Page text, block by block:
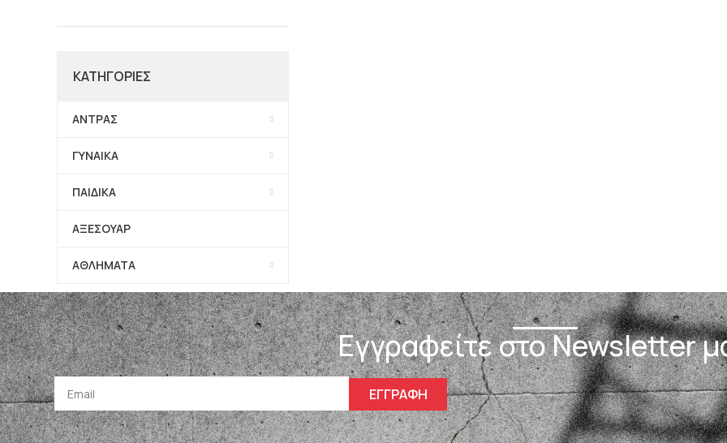
ΚΑΤΗΓΟΡΙΕΣ
ΑΝΤΡΑΣ
ΓΥΝΑΙΚΑ
ΠΑΙΔΙΚΑ
ΑΞΕΣΟΥΑΡ
ΑΘΛΗΜΑΤΑ
Εγγραφείτε στο Newsletter
ΕΓΓΡΑΦΗ